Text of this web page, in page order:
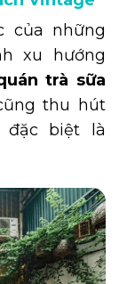
của những
xu hướng
trà sữa
thu hút
đặc biệt là